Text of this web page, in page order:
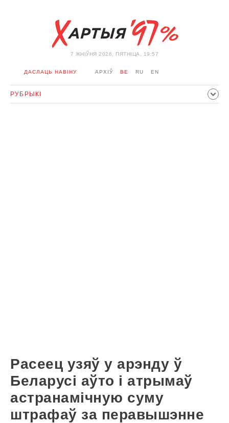
7 ЖНIЎНЯ 2026, ПЯТНІЦА, 19:57
ДАСЛАЦЬ НАВІНУ АРХІЎ BE RU EN
РУБРЫКІ
Расеец узяў у арэнду ў
Беларусі аўто і атрымаў
астранамічную суму
штрафаў за перавышэнне